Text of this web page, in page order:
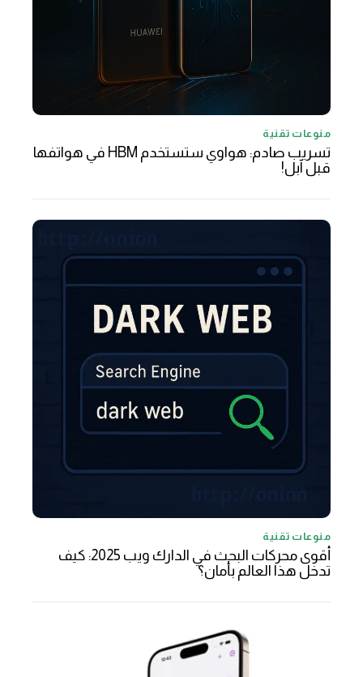
منوعات تقنية
تسريب صادم: هواوي ستستخدم HBM في هواتفها
قبل آبل!
منوعات تقنية
أقوى محركات البحث في الدارك ويب 2025: كيف
تدخل هذا العالم بأمان؟